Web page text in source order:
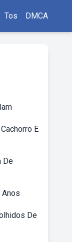
Tos DMCA
E
De
De